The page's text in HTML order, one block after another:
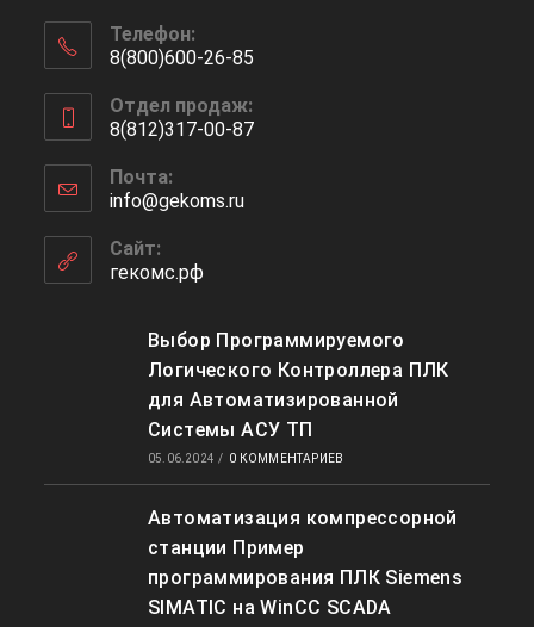
Телефон:
8(800)600-26-85
Отдел продаж:
8(812)317-00-87
Почта:
info@gekoms.ru
Сайт:
гекомс.рф
Выбор Программируемого
Логического Контроллера ПЛК
для Автоматизированной
Системы АСУ ТП
05.06.2024 / 0 КОММЕНТАРИЕВ
Автоматизация компрессорной
станции Пример
программирования ПЛК Siemens
SIMATIC на WinCC SCADA